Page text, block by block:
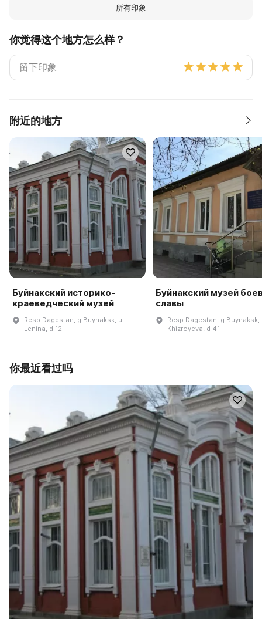
所有印象
你觉得这个地方怎么样？
附近的地方
Буйнакский историко-
краеведческий музей
Resp Dagestan, g Buynaksk, ul
Lenina, d 12
Буйнакский музей
славы
Resp Dagestan, g Buynaksk,
Khizroyeva, d 41
你最近看过吗